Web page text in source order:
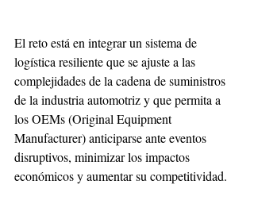
El reto está en integrar un sistema de
logística resiliente que se ajuste a las
complejidades de la cadena de suministros
de la industria automotriz y que permita a
los OEMs (Original Equipment
Manufacturer) anticiparse ante eventos
disruptivos, minimizar los impactos
económicos y aumentar su competitividad.